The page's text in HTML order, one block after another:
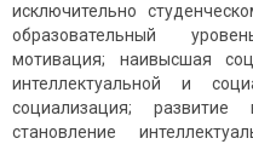
исключительно
образовательный
мотивация; наивысшая
интеллектуальной и
социализация; развитие
становление